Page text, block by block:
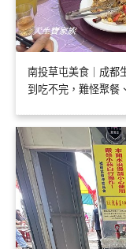
南投草屯美食｜成都
到吃不完，難怪聚餐